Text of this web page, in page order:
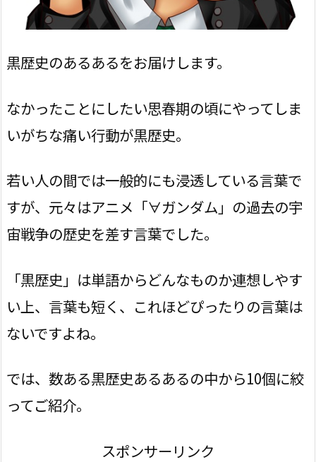
黒歴史のあるあるをお届けします。
なかったことにしたい思春期の頃にやってしま
いがちな痛い行動が黒歴史。
若い人の間では一般的にも浸透している言葉で
すが、元々はアニメ「∀ガンダム」の過去の宇
宙戦争の歴史を差す言葉でした。
「黒歴史」は単語からどんなものか連想しやす
い上、言葉も短く、これほどぴったりの言葉は
ないですよね。
では、数ある黒歴史あるあるの中から10個に絞
ってご紹介。
スポンサーリンク